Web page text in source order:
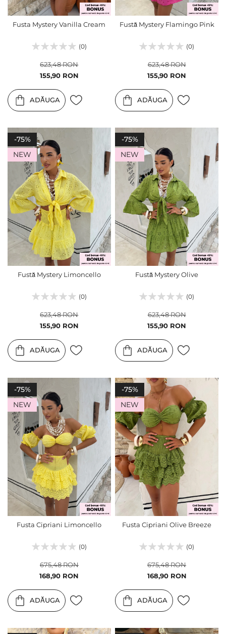
Fusta Mystery Vanilla Cream
(0)
Pret
155,90 RON
623,48 RON
ADĂUGA
Fustă Mystery Flamingo Pink
(0)
Pret
155,90 RON
623,48 RON
ADĂUGA
-75%
NEW
Fustă Mystery Limoncello
(0)
Pret
155,90 RON
623,48 RON
ADĂUGA
-75%
NEW
Fustă Mystery Olive
(0)
Pret
155,90 RON
623,48 RON
ADĂUGA
-75%
NEW
Fusta Cipriani Limoncello
(0)
Pret
168,90 RON
675,48 RON
ADĂUGA
-75%
NEW
Fusta Cipriani Olive Breeze
(0)
Pret
168,90 RON
675,48 RON
ADĂUGA